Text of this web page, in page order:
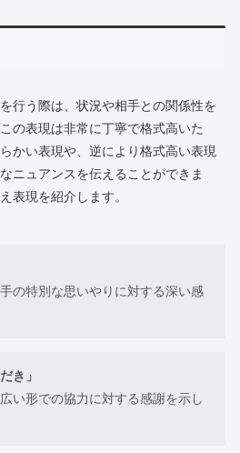
行う際は、状況や相手との関係性を
の表現は非常に丁寧で格式高いた
かい表現や、逆により格式高い表現
ニュアンスを伝えることができま
表現を紹介します。
の特別な思いやりに対する深い感
き」
い形での協力に対する感謝を示し